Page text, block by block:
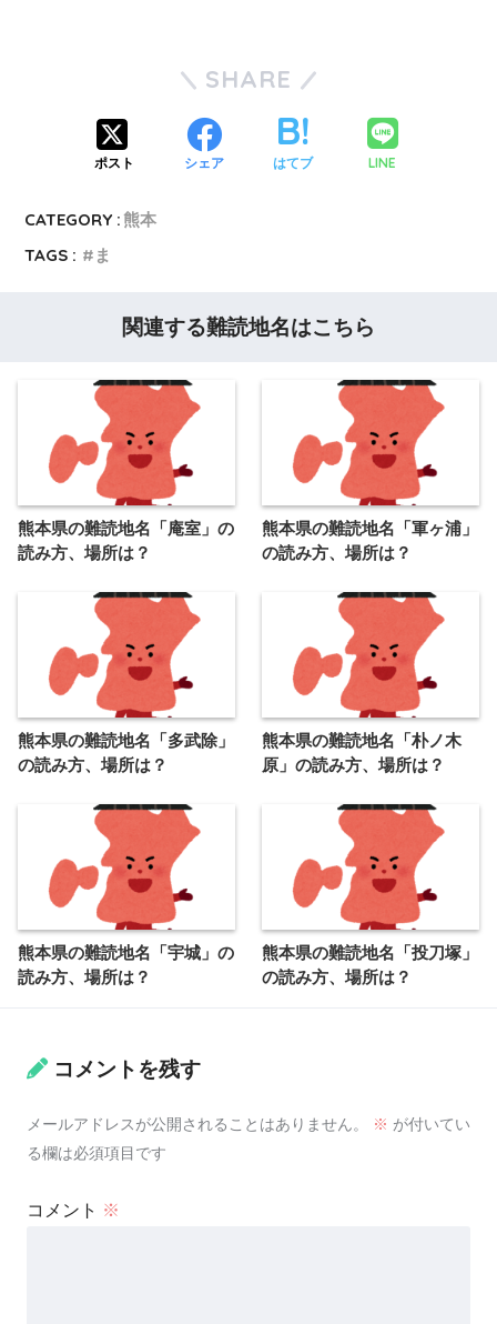
SHARE
ポスト シェア はてブ LINE
CATEGORY :熊本
TAGS :
ま
関連する難読地名はこちら
熊本県の難読地名「庵室」の
読み方、場所は？
熊本県の難読地名「軍ヶ浦」
の読み方、場所は？
熊本県の難読地名「多武除」
の読み方、場所は？
熊本県の難読地名「朴ノ木
原」の読み方、場所は？
熊本県の難読地名「宇城」の
読み方、場所は？
熊本県の難読地名「投刀塚」
の読み方、場所は？
コメントを残す
メールアドレスが公開されることはありません。 ※ が付いてい
る欄は必須項目です
コメント ※